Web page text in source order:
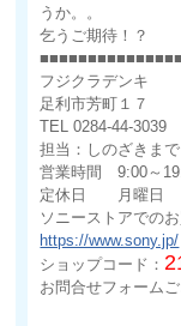
うか。。
乞うご期待！？
フジクラデンキ
足利市芳町１７
TEL 0284-44-3039
担当：しのざきまで
営業時間 9:00～
定休日 月曜日
ソニーストアでの
https://www.sony.jp/
ショップコード：
お問合せフォーム